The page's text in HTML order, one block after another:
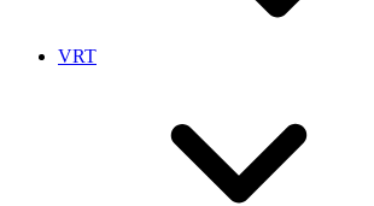
VRT